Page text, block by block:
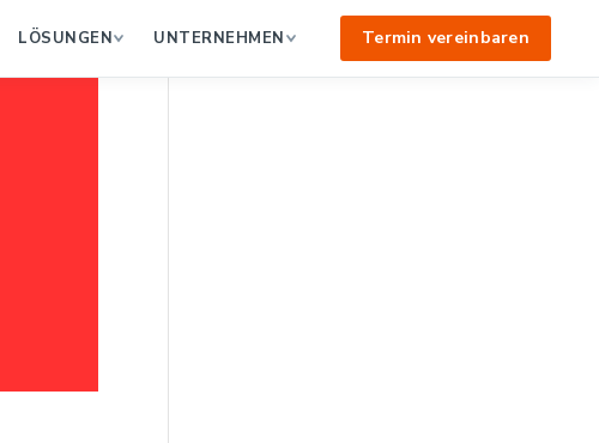
LÖSUNGEN UNTERNEHMEN Termin vereinbaren